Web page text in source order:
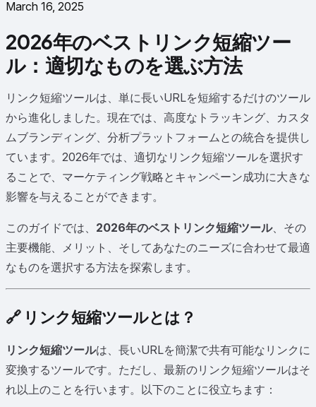
March 16, 2025
2026年のベストリンク短縮ツー
ル：適切なものを選ぶ方法
リンク短縮ツールは、単に長いURLを短縮するだけのツール
から進化しました。現在では、高度なトラッキング、カスタ
ムブランディング、分析プラットフォームとの統合を提供し
ています。2026年では、適切なリンク短縮ツールを選択す
ることで、マーケティング戦略とキャンペーン成功に大きな
影響を与えることができます。
このガイドでは、 2026年のベストリンク短縮ツール、その
主要機能、メリット、そしてあなたのニーズに合わせて最適
なものを選択する方法を探索します。
🔗 リンク短縮ツールとは？
リンク短縮ツールは、長いURLを簡潔で共有可能なリンクに
変換するツールです。ただし、最新のリンク短縮ツールはそ
れ以上のことを行います。以下のことに役立ちます：